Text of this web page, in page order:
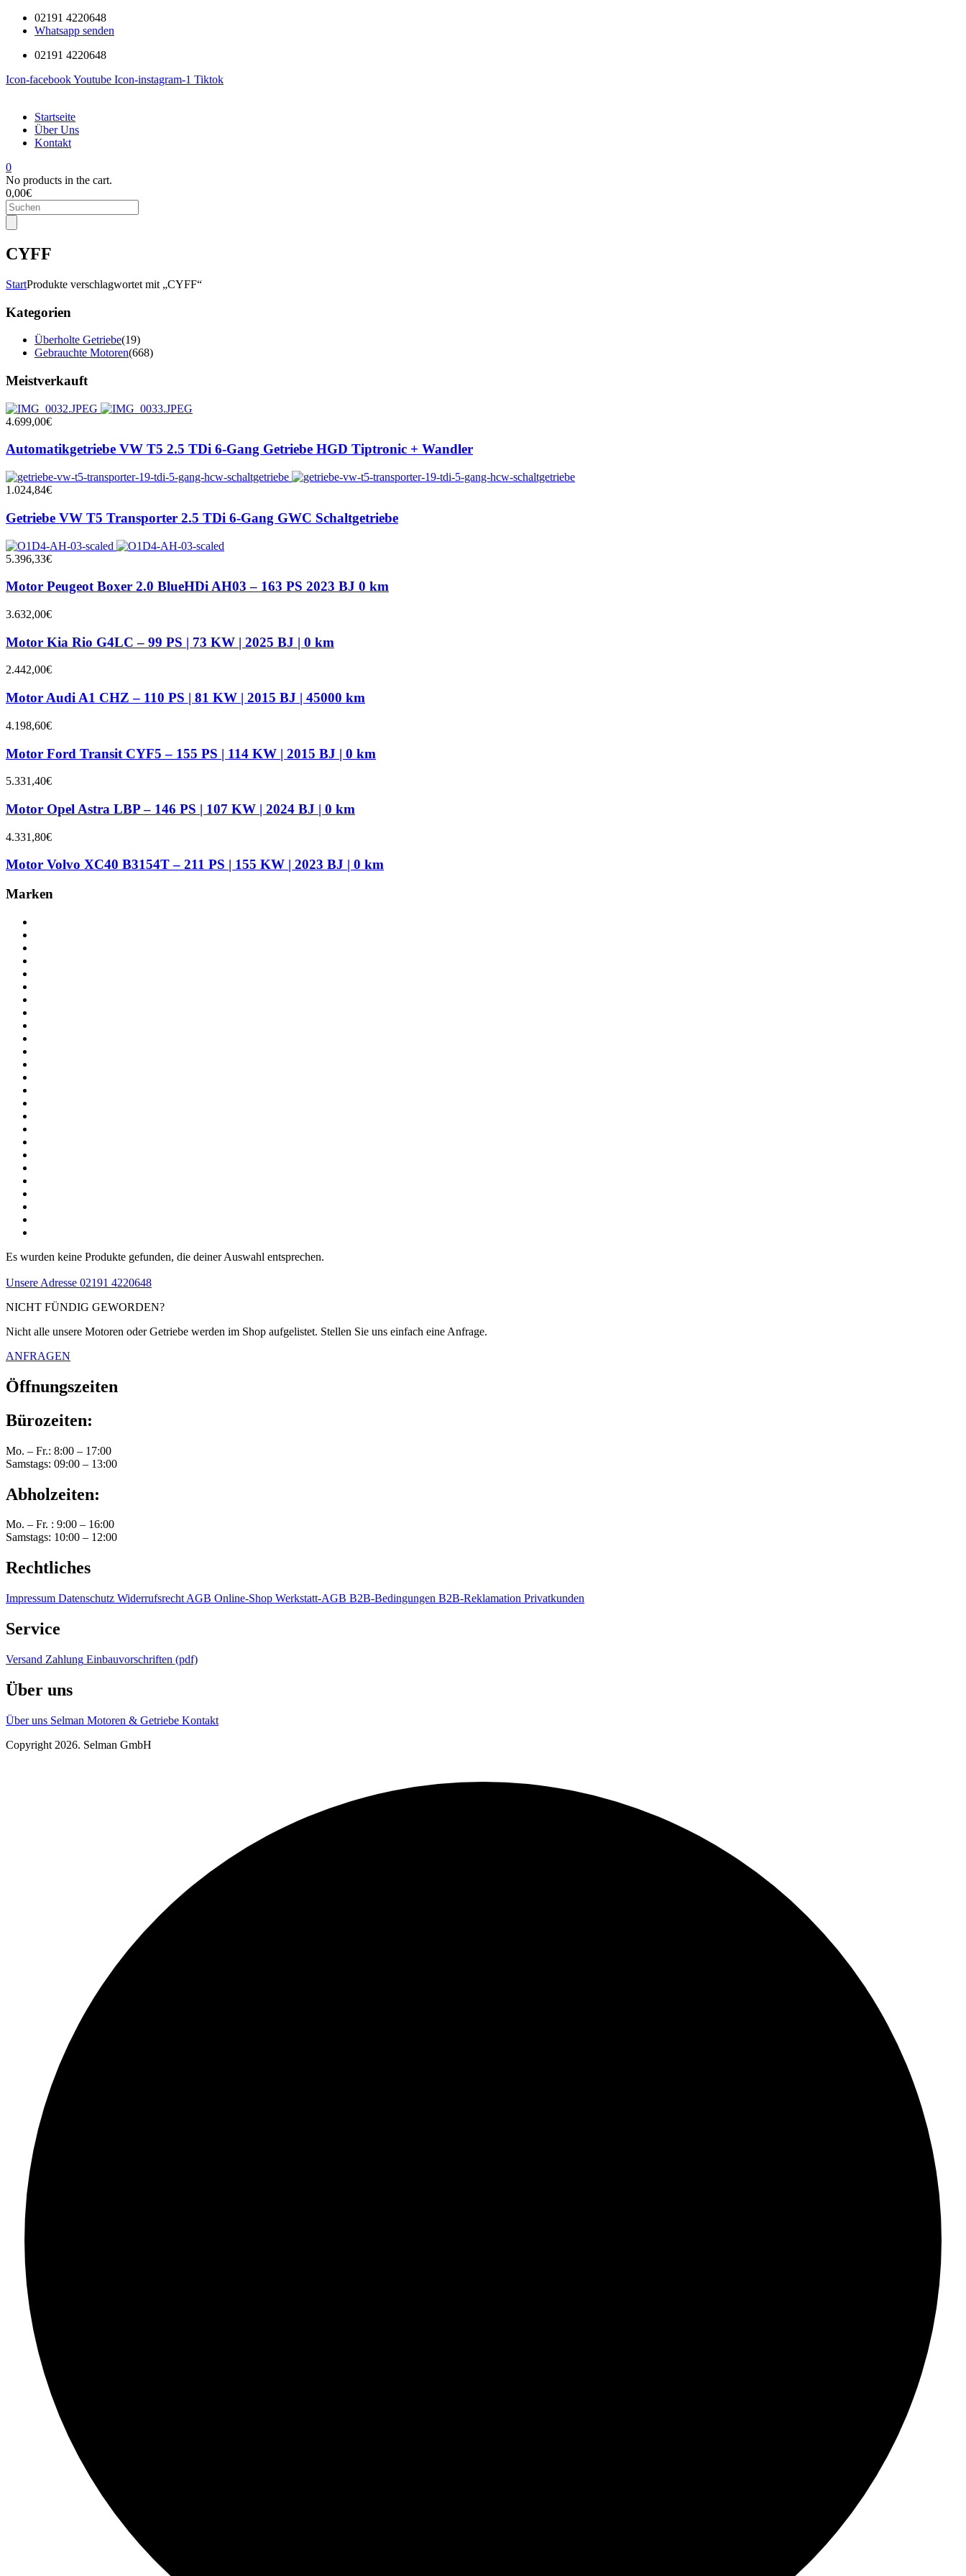
02191 4220648
Whatsapp senden
02191 4220648
Icon-facebookYoutube Icon-instagram-1 Tiktok
Startseite
Über Uns
Kontakt
0
No products in the cart.
0,00€
Products
search
CYFF
StartProdukte verschlagwortet mit „CYFF“
Kategorien
Überholte Getriebe(19)
Gebrauchte Motoren(668)
Meistverkauft
4.699,00€
Automatikgetriebe VW T5 2.5 TDi 6-Gang Getriebe HGD Tiptronic + Wandler
1.024,84€
Getriebe VW T5 Transporter 2.5 TDi 6-Gang GWC Schaltgetriebe
5.396,33€
Motor Peugeot Boxer 2.0 BlueHDi AH03 – 163 PS 2023 BJ 0 km
3.632,00€
Motor Kia Rio G4LC – 99 PS | 73 KW | 2025 BJ | 0 km
2.442,00€
Motor Audi A1 CHZ – 110 PS | 81 KW | 2015 BJ | 45000 km
4.198,60€
Motor Ford Transit CYF5 – 155 PS | 114 KW | 2015 BJ | 0 km
5.331,40€
Motor Opel Astra LBP – 146 PS | 107 KW | 2024 BJ | 0 km
4.331,80€
Motor Volvo XC40 B3154T – 211 PS | 155 KW | 2023 BJ | 0 km
Marken
Es wurden keine Produkte gefunden, die deiner Auswahl entsprechen.
Unsere Adresse 02191 4220648
NICHT FÜNDIG GEWORDEN?
Nicht alle unsere Motoren oder Getriebe werden im Shop aufgelistet. Stellen Sie uns einfach eine Anfrage.
ANFRAGEN
Öffnungszeiten
Bürozeiten:
Mo. – Fr.: 8:00 – 17:00
Samstags: 09:00 – 13:00
Abholzeiten:
Mo. – Fr. : 9:00 – 16:00
Samstags: 10:00 – 12:00
Rechtliches
Impressum Datenschutz Widerrufsrecht AGB Online-Shop Werkstatt-AGB B2B-Bedingungen B2B-Reklamation Privatkunden
Service
Versand Zahlung Einbauvorschriften (pdf)
Über uns
Über uns Selman Motoren & Getriebe Kontakt
Copyright 2026. Selman GmbH